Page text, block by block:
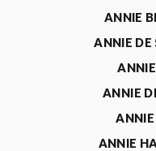
ANNIE
ANNIE DE
ANNIE
ANNIE
ANNIE